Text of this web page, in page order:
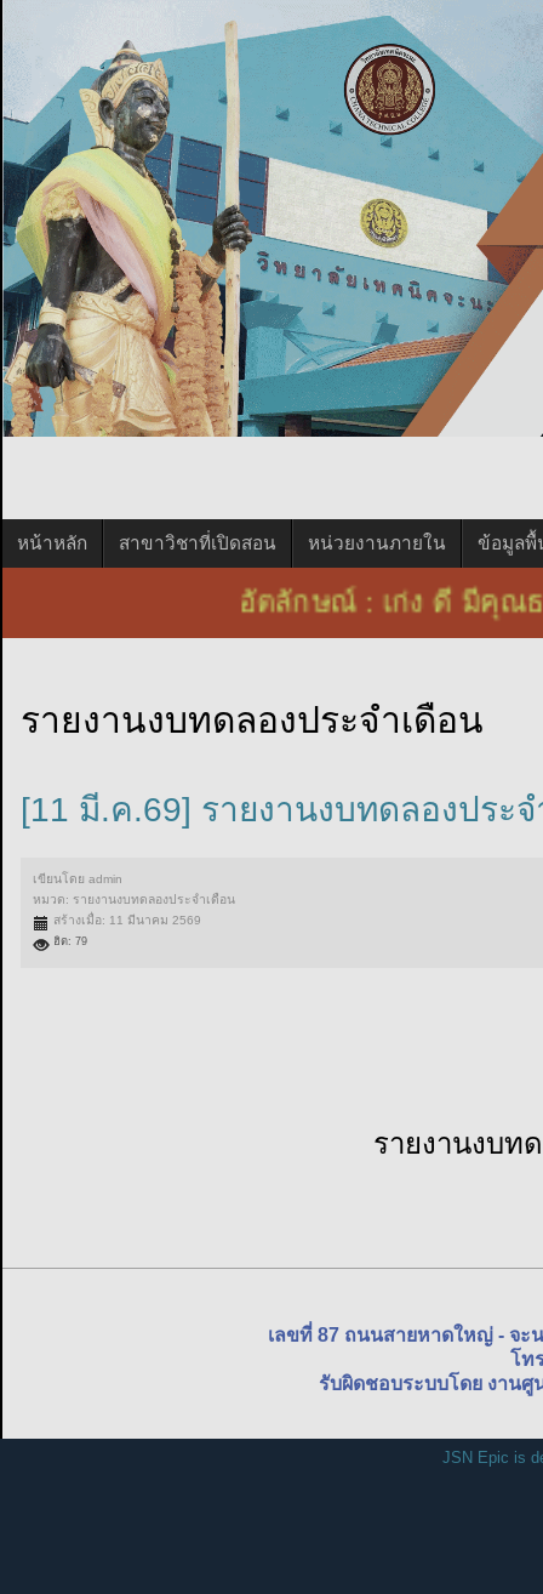
หน้าหลัก สาขาวิชาที่เปิดสอน หน่วยงานภายใน ข้อมูลพื้
อัตลักษณ์ : เก่ง ดี มี
รายงานงบทดลองประจำเดือน
[11 มี.ค.69] รายงานงบทดลองประ
เขียนโดยadmin
หมวด: รายงานงบทดลองประจำเดือน
สร้างเมื่อ: 11 มีนาคม 2569
ฮิต: 79
รายงานงบท
เลขที่ 87 ถนนสายหาดใหญ่ - จ
โท
รับผิดชอบระบบโดย งาน
JSN Epic is